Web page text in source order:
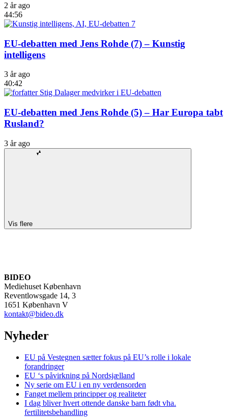
2 år ago
44:56
EU-debatten med Jens Rohde (7) – Kunstig
intelligens
3 år ago
40:42
EU-debatten med Jens Rohde (5) – Har Europa tabt
Rusland?
3 år ago
Vis flere
BIDEO
Mediehuset København
Reventlowsgade 14, 3
1651 København V
kontakt@bideo.dk
Nyheder
EU på Vestegnen sætter fokus på EU’s rolle i lokale
forandringer
EU ‘s påvirkning på Nordsjælland
Ny serie om EU i en ny verdensorden
Fanget mellem principper og realiteter
I dag bliver hvert ottende danske barn født vha.
fertilitetsbehandling